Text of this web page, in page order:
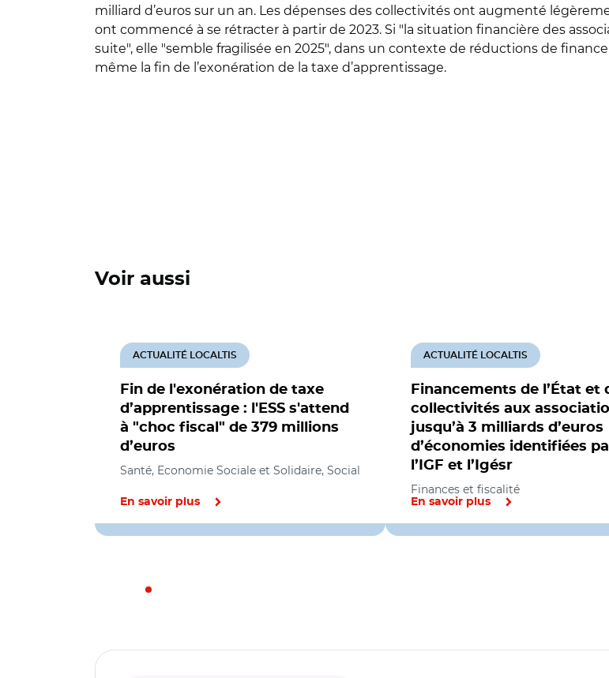
milliard d’euros sur un an. Les dépenses des collectivités ont augmenté
ont commencé à se rétracter à partir de 2023. Si "la situation financière des
suite", elle "semble fragilisée en 2025", dans un contexte de réductions de
même la fin de l’exonération de la taxe d’apprentissage.
Voir aussi
Fin de l'exonération de taxe
d’apprentissage : l'ESS s'attend
à "choc fiscal" de 379 millions
d’euros
ACTUALITÉ LOCALTIS
Santé, Economie Sociale et Solidaire, Social
En savoir plus
Financements de l’État et
collectivités aux
jusqu’à 3 milliards d’euros
d’économies identifiées
l’IGF et l’Igésr
ACTUALITÉ LOCALTIS
Finances et fiscalité
En savoir plus